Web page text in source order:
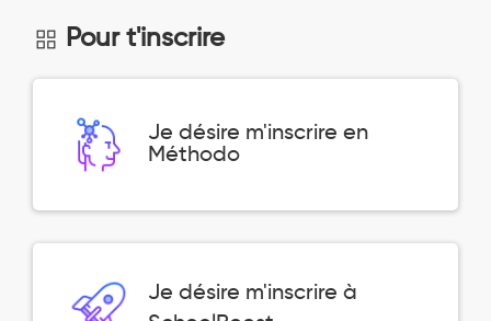
Pour t'inscrire
Je désire m'inscrire en
Méthodo
Je désire m'inscrire à